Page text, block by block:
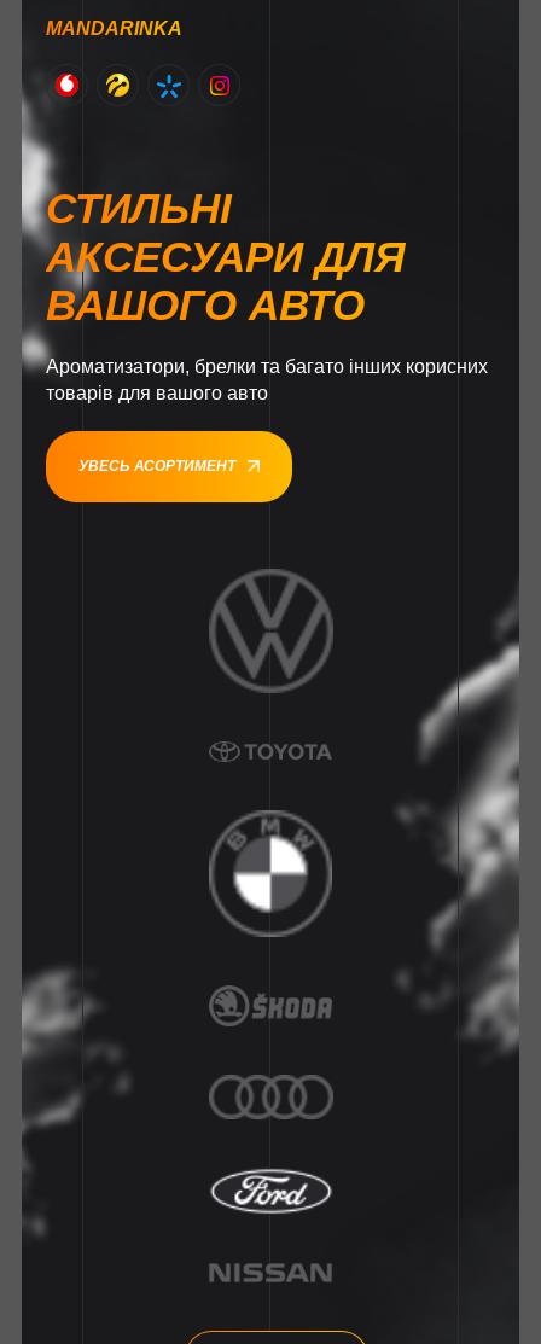
MANDARINKA
СТИЛЬНІ
АКСЕСУАРИ ДЛЯ
ВАШОГО АВТО
Ароматизатори, брелки та багато інших корисних
товарів для вашого авто
УВЕСЬ АСОРТИМЕНТ